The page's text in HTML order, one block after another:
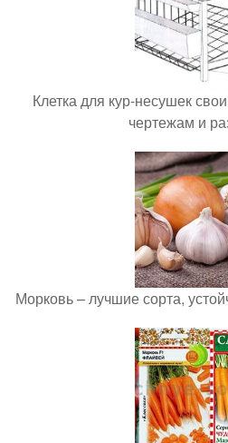
Клетка для кур-несушек
чертежам и
Морковь – лучшие сорта,